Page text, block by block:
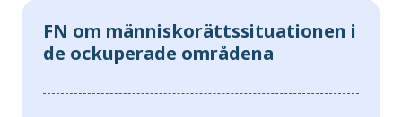
FN om människorättssituationen i
de ockuperade områdena